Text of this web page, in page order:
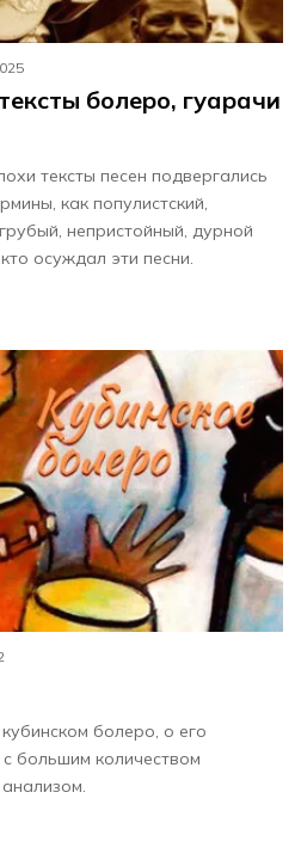
болеро, гуарачи
тексты песен подвергались
как популистский,
непристойный, дурной
осуждал эти песни.
болеро, о его
большим количеством